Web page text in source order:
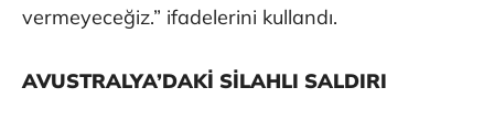
vermeyeceğiz.” ifadelerini kullandı.
AVUSTRALYA’DAKİ SİLAHLI SALDIRI